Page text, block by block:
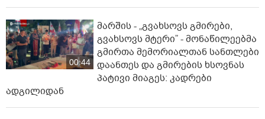
00:44
მარშის - „გვახსოვს გმირები,
გვახსოვს მტერი” - მონაწილეებმა
გმირთა მემორიალთან სანთლები
დაანთეს და გმირების ხსოვნას
პატივი მიაგეს: კადრები
ადგილიდან